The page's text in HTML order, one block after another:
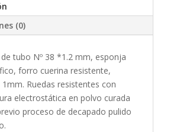
(0)
tubo Nº 38 *1.2 mm, esponja
forro cuerina resistente,
1mm. Ruedas resistentes con
electrostática en polvo curada
proceso de decapado pulido